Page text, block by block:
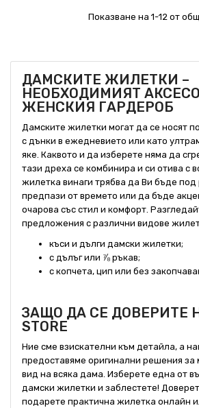
Показване на 1-12 от
ДАМСКИТЕ ЖИЛЕТКИ –
НЕОБХОДИМИЯТ
ЖЕНСКИЯ ГАРДЕРОБ
Дамските жилетки могат да се носят
с дънки в ежедневието или като
яке. Каквото и да изберете няма да
тази дреха се комбинира и си отива с
жилетка винаги трябва да Ви бъде под
предпази от времето или да бъде
очарова със стил и комфорт.
предложения с различни видове
къси и дълги дамски жилетки;
с дълъг или ⅞ ръкав;
с копчета, цип или без
ЗАЩО ДА СЕ ДОВЕРИТЕ
STORE
Ние сме взискателни към детайла, а
предоставяме оригинални решения
вид на всяка дама. Изберете една от
дамски жилетки и заблестете!
подарете практична жилетка онлайн